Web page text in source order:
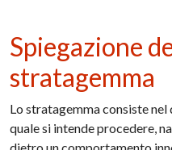
Spiegazione
stratagemma
Lo stratagemma consiste
quale si intende procedere,